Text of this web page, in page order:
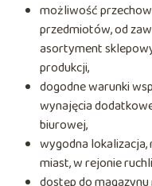
możliwość
przedmiotów, od
asortyment
produkcji,
dogodne warunki
wynajęcia
biurowej,
wygodna lokalizacja,
miast, w rejonie